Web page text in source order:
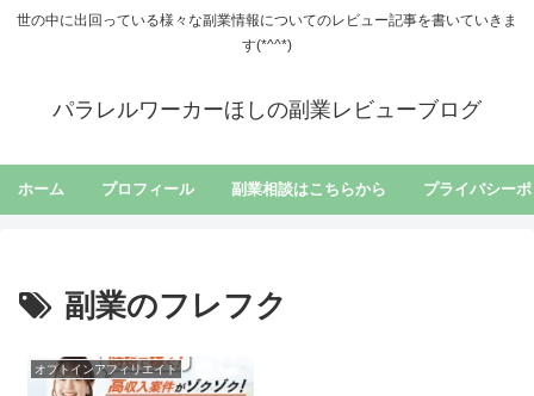
世の中に出回っている様々な副業情報についてのレビュー記事を書いていきま
す(*^^*)
パラレルワーカーほしの副業レビューブログ
ホーム プロフィール 副業相談はこちらから プライバシー
副業のフレフク
オプトインアフィリエイト